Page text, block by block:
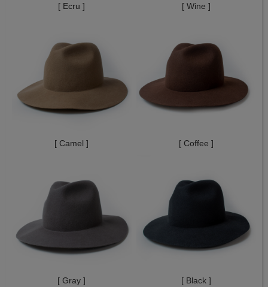
[ Ecru ] [ Wine ]
[ Camel ] [ Coffee ]
[ Gray ] [ Black ]